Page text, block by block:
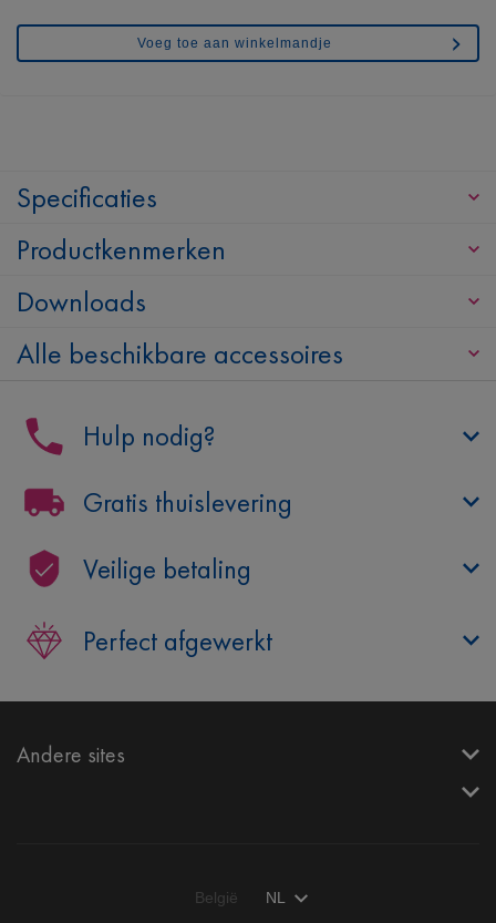
Voeg toe aan winkelmandje
Specificaties
Productkenmerken
Downloads
Alle beschikbare accessoires
Hulp nodig?
Gratis thuislevering
Veilige betaling
Perfect afgewerkt
Andere sites
België NL